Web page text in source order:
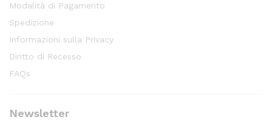
Modalità di Pagamento
Spedizione
Informazioni sulla Privacy
Diritto di Recesso
FAQs
Newsletter